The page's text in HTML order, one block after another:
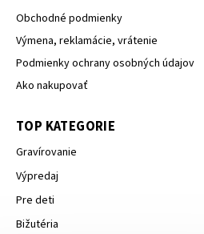
Obchodné podmienky
Výmena, reklamácie, vrátenie
Podmienky ochrany osobných údajov
Ako nakupovať
TOP KATEGORIE
Gravírovanie
Výpredaj
Pre deti
Bižutéria